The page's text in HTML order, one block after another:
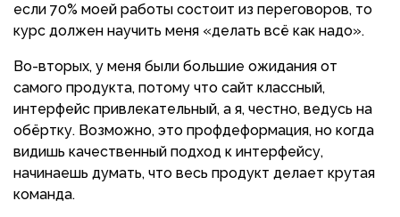
если 70% моей работы состоит из переговоров, то
курс должен научить меня «делать всё как надо».
Во-вторых, у меня были большие ожидания от
самого продукта, потому что сайт классный,
интерфейс привлекательный, а я, честно, ведусь на
обёртку. Возможно, это профдеформация, но когда
видишь качественный подход к интерфейсу,
начинаешь думать, что весь продукт делает крутая
команда.